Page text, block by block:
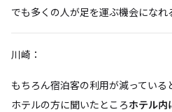
でも多くの人が足を運ぶ機会になれ
川崎：
もちろん宿泊客の利用が減ってい
ホテルの方に聞いたところホテル内